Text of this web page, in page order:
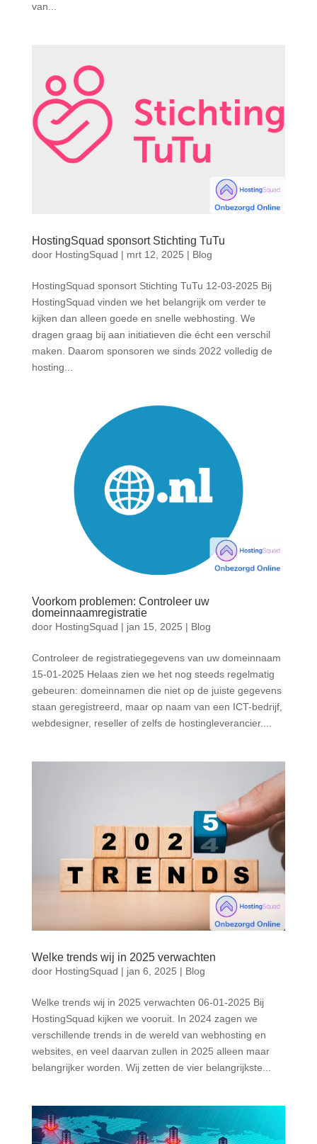
van...
HostingSquad sponsort Stichting TuTu
door HostingSquad | mrt 12, 2025 | Blog
HostingSquad sponsort Stichting TuTu 12-03-2025 Bij
HostingSquad vinden we het belangrijk om verder te
kijken dan alleen goede en snelle webhosting. We
dragen graag bij aan initiatieven die écht een verschil
maken. Daarom sponsoren we sinds 2022 volledig de
hosting...
Voorkom problemen: Controleer uw
domeinnaamregistratie
door HostingSquad | jan 15, 2025 | Blog
Controleer de registratiegegevens van uw domeinnaam
15-01-2025 Helaas zien we het nog steeds regelmatig
gebeuren: domeinnamen die niet op de juiste gegevens
staan geregistreerd, maar op naam van een ICT-bedrijf,
webdesigner, reseller of zelfs de hostingleverancier....
Welke trends wij in 2025 verwachten
door HostingSquad | jan 6, 2025 | Blog
Welke trends wij in 2025 verwachten 06-01-2025 Bij
HostingSquad kijken we vooruit. In 2024 zagen we
verschillende trends in de wereld van webhosting en
websites, en veel daarvan zullen in 2025 alleen maar
belangrijker worden. Wij zetten de vier belangrijkste...